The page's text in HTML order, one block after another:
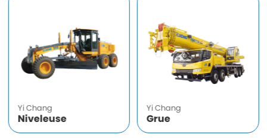
Yi Chang
Niveleuse
Yi Chang
Grue